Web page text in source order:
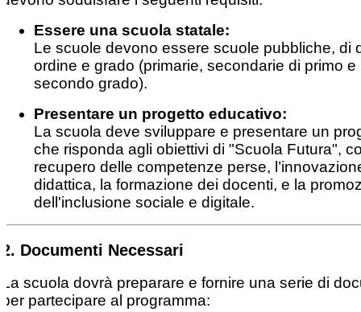
Essere una scuola statale:
Le scuole devono essere scuole pubbliche, di
ordine e grado (primarie, secondarie di primo e
secondo grado).
Presentare un progetto educativo:
La scuola deve sviluppare e presentare un
che risponda agli obiettivi di "Scuola Futura",
recupero delle competenze perse,
didattica, la formazione dei docenti, e la
dell'inclusione sociale e digitale.
2. Documenti Necessari
La scuola dovrà preparare e fornire una serie di
per partecipare al programma: